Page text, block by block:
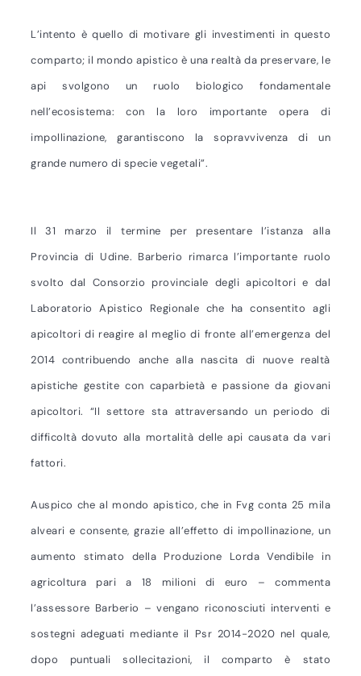
L’intento è quello di motivare gli investimenti in questo
comparto; il mondo apistico è una realtà da preservare, le
api svolgono un ruolo biologico fondamentale
nell’ecosistema: con la loro importante opera di
impollinazione, garantiscono la sopravvivenza di un
grande numero di specie vegetali”.
Il 31 marzo il termine per presentare l’istanza alla
Provincia di Udine. Barberio rimarca l’importante ruolo
svolto dal Consorzio provinciale degli apicoltori e dal
Laboratorio Apistico Regionale che ha consentito agli
apicoltori di reagire al meglio di fronte all’emergenza del
2014 contribuendo anche alla nascita di nuove realtà
apistiche gestite con caparbietà e passione da giovani
apicoltori. “Il settore sta attraversando un periodo di
difficoltà dovuto alla mortalità delle api causata da vari
fattori.
Auspico che al mondo apistico, che in Fvg conta 25 mila
alveari e consente, grazie all’effetto di impollinazione, un
aumento stimato della Produzione Lorda Vendibile in
agricoltura pari a 18 milioni di euro – commenta
l’assessore Barberio – vengano riconosciuti interventi e
sostegni adeguati mediante il Psr 2014-2020 nel quale,
dopo puntuali sollecitazioni, il comparto è stato